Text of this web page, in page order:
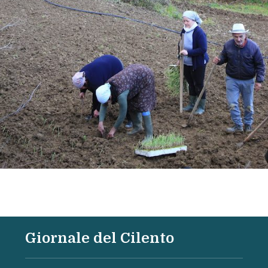
Giornale del Cilento